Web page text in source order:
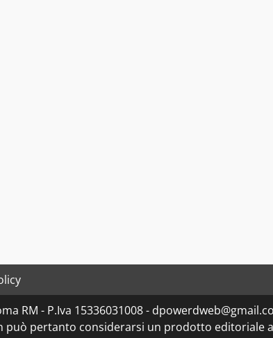
RM - P.Iva 15336031008 -
pertanto considerarsi un prodotto editoriale